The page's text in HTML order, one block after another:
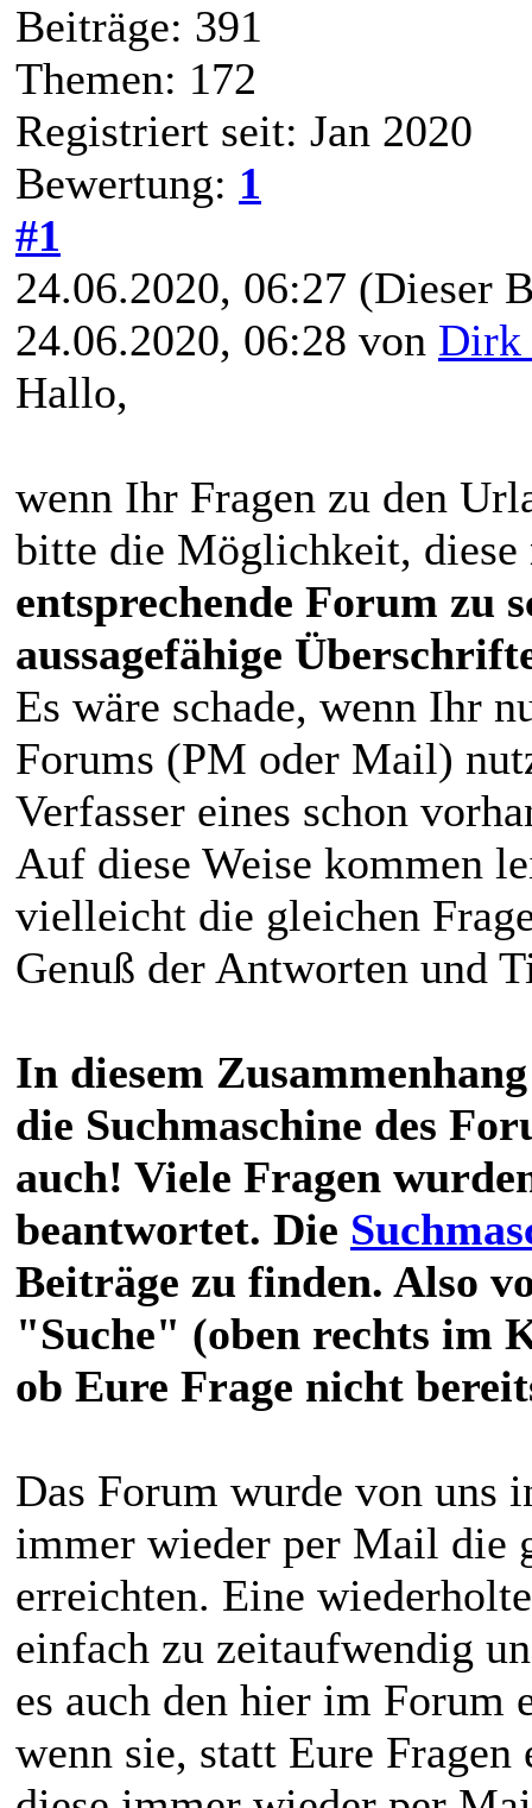
Beiträge: 391
Themen: 172
Registriert seit: Jan 2020
Bewertung: 1
#1
24.06.2020, 06:27 (Dieser
24.06.2020, 06:28 von Dirk
Hallo,
wenn Ihr Fragen zu den
bitte die Möglichkeit, diese
entsprechende Forum zu
aussagefähige
Es wäre schade, wenn Ihr
Forums (PM oder Mail)
Verfasser eines schon
Auf diese Weise kommen
vielleicht die gleichen
Genuß der Antworten und
In diesem
die Suchmaschine des
auch! Viele Fragen
beantwortet. Die
Beiträge zu finden. Also
"Suche" (oben rechts im
ob Eure Frage nicht
Das Forum wurde von uns
immer wieder per Mail die
erreichten. Eine
einfach zu zeitaufwendig
es auch den hier im Forum
wenn sie, statt Eure